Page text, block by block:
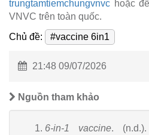
trungtamtiemchungvnvc hoặc
VNVC trên toàn quốc.
Chủ đề:
#vaccine 6in1
21:48 09/07/2026
Nguồn tham khảo
6-in-1 vaccine.